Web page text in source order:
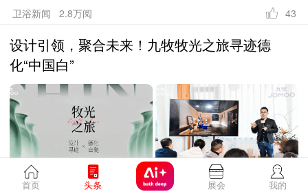
卫浴新闻 2.8万阅 43
设计引领，聚合未来！九牧牧光之旅寻迹德
化“中国白”
首页 头条 展会 我的